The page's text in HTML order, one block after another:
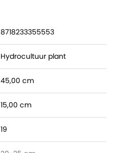
8718233355553
Hydrocultuur plant
45,00 cm
15,00 cm
19